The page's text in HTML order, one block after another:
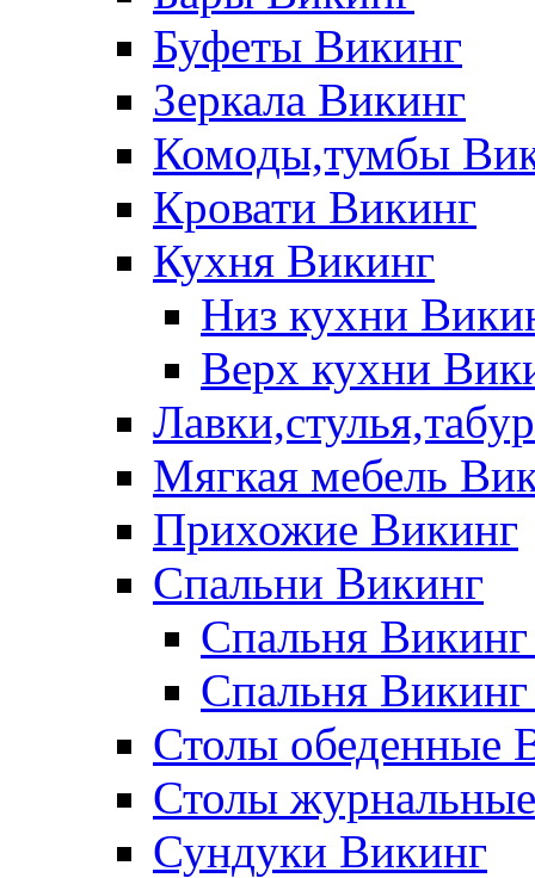
Буфеты Викинг
Зеркала Викинг
Комоды,тумбы
Кровати Викинг
Кухня Викинг
Низ кухни
Верх кухни
Мягкая мебель
Прихожие Викинг
Спальни Викинг
Спальня
Спальня
Столы обеденные
Столы
Сундуки Викинг